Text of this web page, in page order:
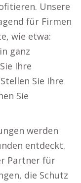
Unsere
für Firmen
wie etwa:
ganz
Ihre
Sie Ihre
Sie
werden
entdeckt.
Partner für
die Schutz